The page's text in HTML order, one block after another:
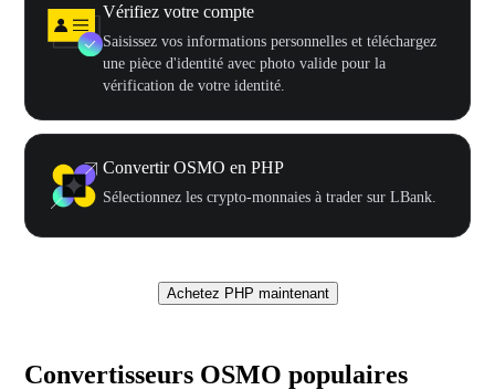
Vérifiez votre compte
Saisissez vos informations personnelles et téléchargez
une pièce d'identité avec photo valide pour la
vérification de votre identité.
Convertir OSMO en PHP
Sélectionnez les crypto-monnaies à trader sur LBank.
Achetez PHP maintenant
Convertisseurs OSMO populaires